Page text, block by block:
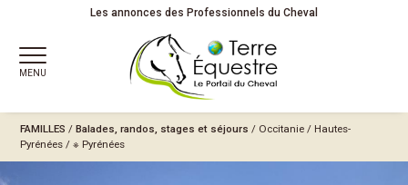
Les annonces des Professionnels du Cheval
MENU
FAMILLES /Balades, randos, stages et séjours / Occitanie / Hautes-
Pyrénées /※ Pyrénées